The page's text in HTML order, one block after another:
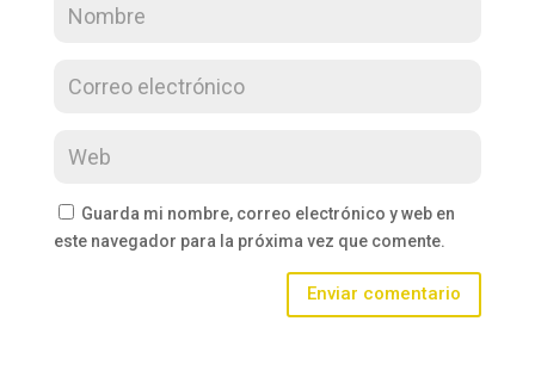
Guarda mi nombre, correo electrónico y web en
este navegador para la próxima vez que comente.
Enviar comentario